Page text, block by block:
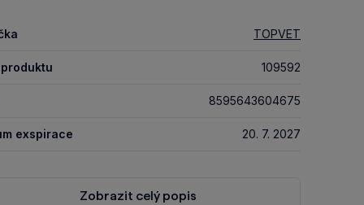
TOPVET
109592
8595643604675
exspirace 20. 7. 2027
Zobrazit celý popis